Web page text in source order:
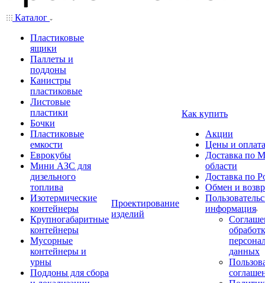
Каталог
Пластиковые
ящики
Паллеты и
поддоны
Канистры
пластиковые
Листовые
пластики
Бочки
Пластиковые
емкости
Еврокубы
Мини АЗС для
дизельного
топлива
Изотермические
контейнеры
Крупногабаритные
контейнеры
Мусорные
контейнеры и
урны
Поддоны для сбора
Проектирование
изделий
Как купить
Акции
Цены и оплата
Доставка по
области
Доставка по
Обмен и
информация
данных